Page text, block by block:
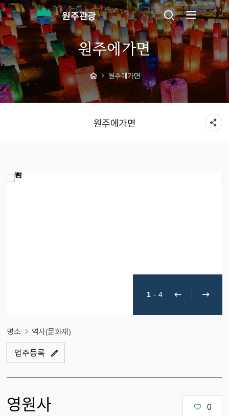
원주관광
원주에가면
원주에가면
원주에가면
1 - 4
명소 역사(문화재)
업주등록
영원사 0